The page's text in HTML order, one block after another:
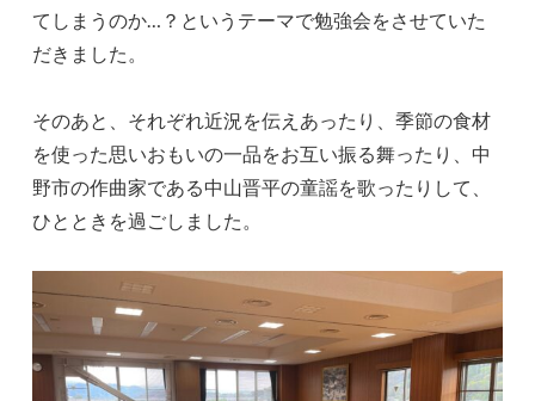
てしまうのか…？というテーマで勉強会をさせていた
だきました。
そのあと、それぞれ近況を伝えあったり、季節の食材
を使った思いおもいの一品をお互い振る舞ったり、中
野市の作曲家である中山晋平の童謡を歌ったりして、
ひとときを過ごしました。